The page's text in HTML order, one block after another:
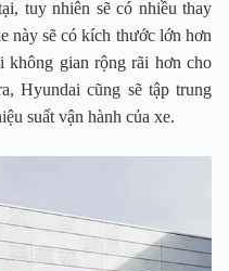
tuy nhiên sẽ có nhiều thay
này sẽ có kích thước lớn hơn
không gian rộng rãi hơn cho
Hyundai cũng sẽ tập trung
suất vận hành của xe.